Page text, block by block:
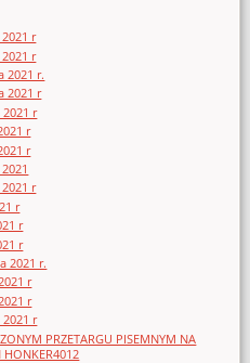
r
r
2021 r.
2021 r
r
r
r
r
r
r
r
2021 r.
r
r
r
PRZETARGU PISEMNYM NA
HONKER4012